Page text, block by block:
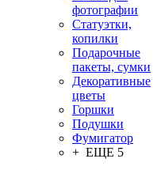
фотографии
Статуэтки,
копилки
Подарочные
пакеты, сумки
Декоративные
цветы
Горшки
Подушки
Фумигатор
+ ЕЩЕ 5